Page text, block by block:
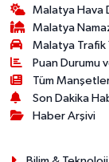
Malatya Hava
Malatya
Malatya Trafik
Puan Durumu
Tüm
Son Dakika
Haber Arşivi